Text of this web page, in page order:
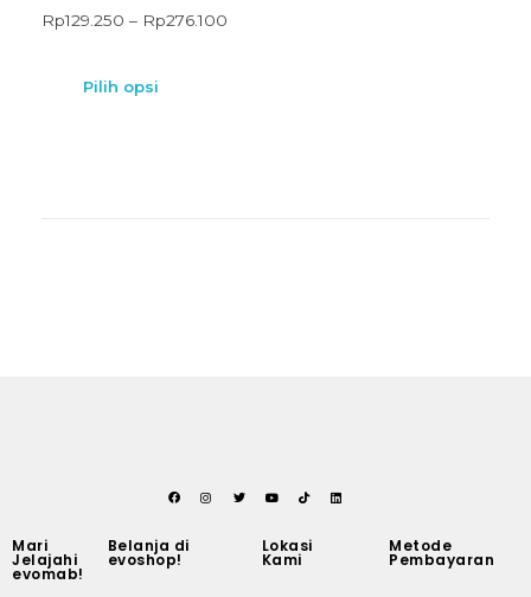
Rp129.250 – Rp276.100
Pilih opsi
Mari
Jelajahi
evomab!
Belanja di
evoshop!
Lokasi
Kami
Metode
Pembayaran